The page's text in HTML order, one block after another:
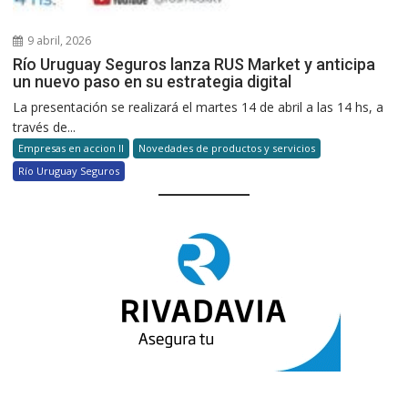
9 abril, 2026
Río Uruguay Seguros lanza RUS Market y anticipa
un nuevo paso en su estrategia digital
La presentación se realizará el martes 14 de abril a las 14 hs, a
través de...
Empresas en accion II
Novedades de productos y servicios
Río Uruguay Seguros